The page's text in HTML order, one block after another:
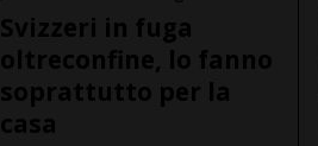
Svizzeri in fuga
oltreconfine, lo fanno
soprattutto per la
casa